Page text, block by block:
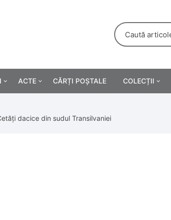
ACTE CĂRȚI POȘTALE COLECȚII
dacice din sudul Transilvaniei